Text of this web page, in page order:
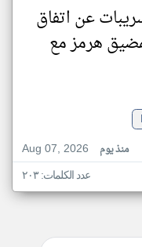
عن اتفاق
هرمز مع
Aug 07, 2026
منذ يوم
عدد الكلمات: ٢٠٣